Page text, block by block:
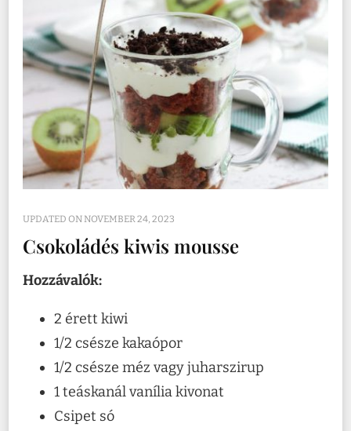
UPDATED ONNOVEMBER 24, 2023
Csokoládés kiwis mousse
Hozzávalók:
2 érett kiwi
1/2 csésze kakaópor
1/2 csésze méz vagy juharszirup
1 teáskanál vanília kivonat
Csipet só